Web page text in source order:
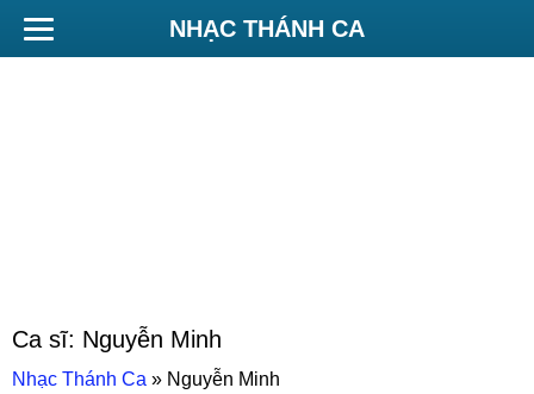
NHẠC THÁNH CA
Ca sĩ: Nguyễn Minh
Nhạc Thánh Ca » Nguyễn Minh